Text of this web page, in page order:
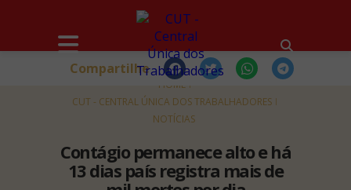
HOME
CUT - CENTRAL ÚNICA DOS TRABALHADORES
NOTÍCIAS
Contágio permanece alto e há
13 dias país registra mais de
Compartilhe